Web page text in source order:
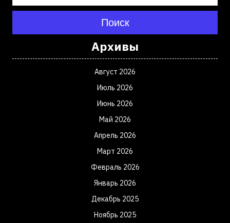
Поиск
Архивы
Август 2026
Июль 2026
Июнь 2026
Май 2026
Апрель 2026
Март 2026
Февраль 2026
Январь 2026
Декабрь 2025
Ноябрь 2025